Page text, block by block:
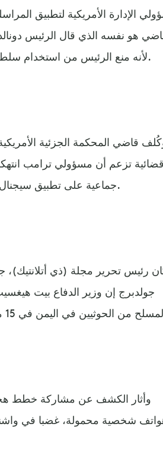
الإدارة الأمريكية لتطبيق
هو نفسه الذي قال الرئيس
لأنه منع الرئيس من استخدام سلطات خاصة بوقت الحرب في ترحيل مهاجرين فنزويليين.
قاضي المحكمة الجزئية
قضائية تزعم أن مسؤولي ترامب
جماعية على تطبيق سيجنال لمناقشة عمل عسكري وشيك ضد الحوثيين في اليمن.
رئيس تحرير مجلة (ذي
جولدبرج إن وزير الدفاع بيت
وأثار الكشف عن مشاركة خطط
شخصية محمولة، غضبا في